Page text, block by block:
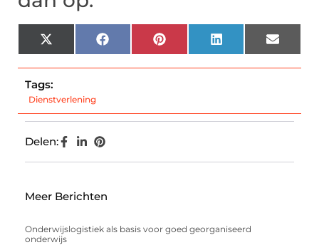
X
(Twitter)
Facebook Pinterest LinkedIn Email
Tags:
Dienstverlening
Delen:
Meer Berichten
Onderwijslogistiek als basis voor goed georganiseerd
onderwijs